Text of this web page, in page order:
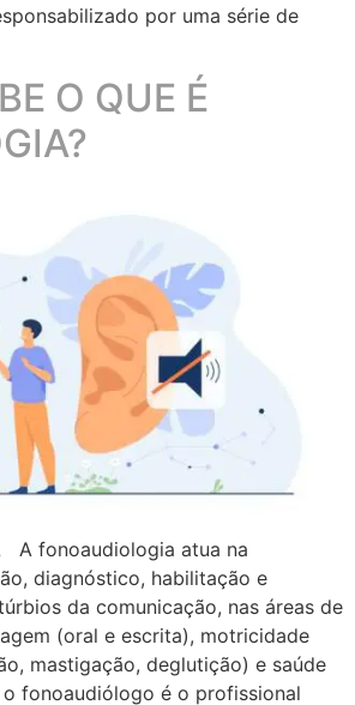
por uma série de
O QUE É
A fonoaudiologia atua na
diagnóstico, habilitação e
da comunicação, nas áreas de
(oral e escrita), motricidade
mastigação, deglutição) e saúde
fonoaudiólogo é o profissional